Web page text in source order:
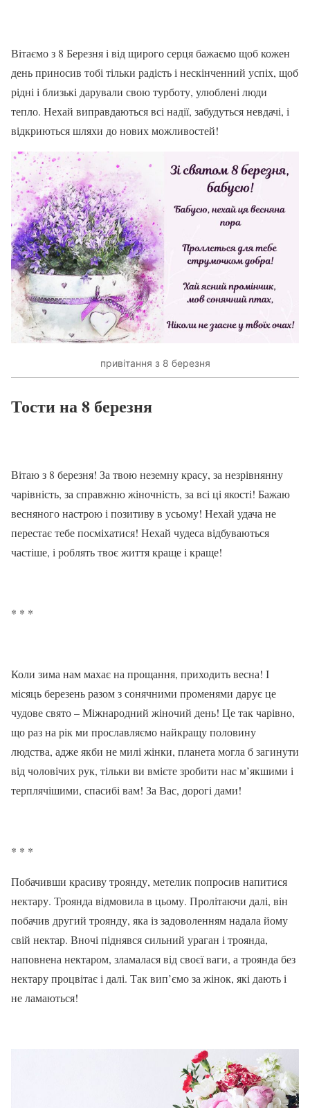
Вітаємо з 8 Березня і від щирого серця бажаємо щоб кожен
день приносив тобі тільки радість і нескінченний успіх, щоб
рідні і близькі дарували свою турботу, улюблені люди
тепло. Нехай виправдаються всі надії, забудуться невдачі, і
відкриються шляхи до нових можливостей!
привітання з 8 березня
Тости на 8 березня
Вітаю з 8 березня! За твою неземну красу, за незрівнянну
чарівність, за справжню жіночність, за всі ці якості! Бажаю
весняного настрою і позитиву в усьому! Нехай удача не
перестає тебе посміхатися! Нехай чудеса відбуваються
частіше, і роблять твоє життя краще і краще!
* * *
Коли зима нам махає на прощання, приходить весна! І
місяць березень разом з сонячними променями дарує це
чудове свято – Міжнародний жіночий день! Це так чарівно,
що раз на рік ми прославляємо найкращу половину
людства, адже якби не милі жінки, планета могла б загинути
від чоловічих рук, тільки ви вмієте зробити нас м’якшими і
терплячішими, спасибі вам! За Вас, дорогі дами!
* * *
Побачивши красиву троянду, метелик попросив напитися
нектару. Троянда відмовила в цьому. Пролітаючи далі, він
побачив другий троянду, яка із задоволенням надала йому
свій нектар. Вночі піднявся сильний ураган і троянда,
наповнена нектаром, зламалася від своєї ваги, а троянда без
нектару процвітає і далі. Так вип’ємо за жінок, які дають і
не ламаються!